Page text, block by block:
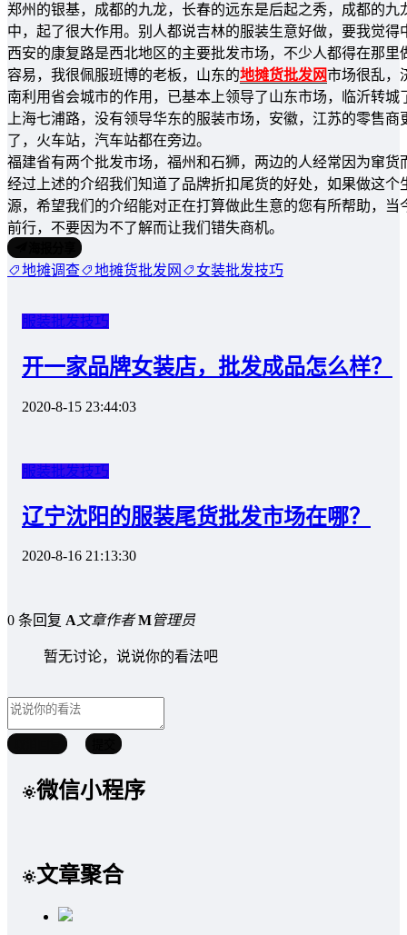
郑州的银基，成都的九龙，长春的远东是后起之秀，成都的
中，起了很大作用。别人都说吉林的服装生意好做，要我觉
西安的康复路是西北地区的主要批发市场，不少人都得在那
容易，我很佩服班博的老板，山东的地摊货批发网市场很乱，
南利用省会城市的作用，已基本上领导了山东市场，临沂转城
上海七浦路，没有领导华东的服装市场，安徽，江苏的零售
了，火车站，汽车站都在旁边。
福建省有两个批发市场，福州和石狮，两边的人经常因为窜
经过上述的介绍我们知道了品牌折扣尾货的好处，如果做这
源，希望我们的介绍能对正在打算做此生意的您有所帮助，
前行，不要因为不了解而让我们错失商机。
地摊调查 地摊货批发网 女装批发技巧
服装批发技巧
开一家品牌女装店，批发成品怎么样？
2020-8-15 23:44:03
服装批发技巧
辽宁沈阳的服装尾货批发市场在哪？
2020-8-16 21:13:30
0 条回复 A文章作者 M管理员
暂无讨论，说说你的看法吧
微信小程序
文章聚合